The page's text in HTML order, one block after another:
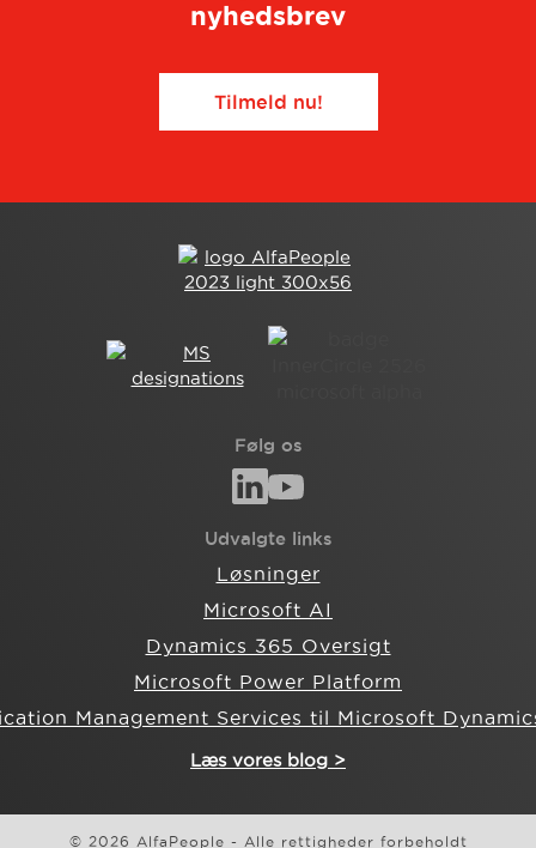
nyhedsbrev
Tilmeld nu!​
Følg os
Udvalgte links
Løsninger
Microsoft AI
Dynamics 365 Oversigt
Microsoft Power Platform
Management Services til Microsoft
Læs vores blog >
© 2026 AlfaPeople - Alle rettigheder forbeholdt